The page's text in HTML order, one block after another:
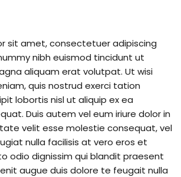
sit amet, consectetuer adipiscing
nibh euismod tincidunt ut
aliquam erat volutpat. Ut wisi
quis nostrud exerci tation
lobortis nisl ut aliquip ex ea
Duis autem vel eum iriure dolor in
velit esse molestie consequat, vel
nulla facilisis at vero eros et
odio dignissim qui blandit praesent
augue duis dolore te feugait nulla